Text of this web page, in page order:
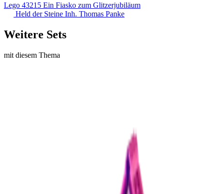
Lego 43215 Ein Fiasko zum Glitzerjubiläum
Held der Steine Inh. Thomas Panke
Weitere Sets
mit diesem Thema